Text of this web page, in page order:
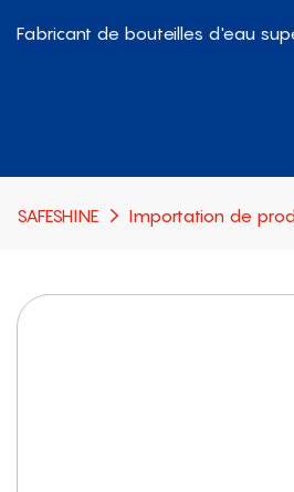
Fabricant de bouteilles d'eau
SAFESHINE Importation de